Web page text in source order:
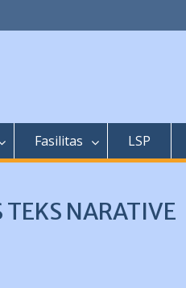
Fasilitas LSP
NARATIVE